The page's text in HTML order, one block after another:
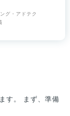
グ・アドテク
す。 まず、準備